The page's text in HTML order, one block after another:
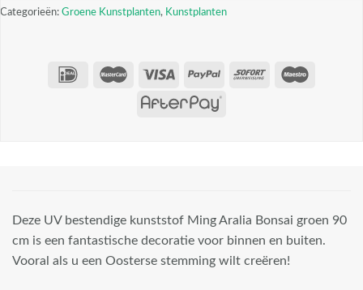
Categorieën: Groene Kunstplanten, Kunstplanten
Deze UV bestendige kunststof Ming Aralia Bonsai groen 90
cm is een fantastische decoratie voor binnen en buiten.
Vooral als u een Oosterse stemming wilt creëren!